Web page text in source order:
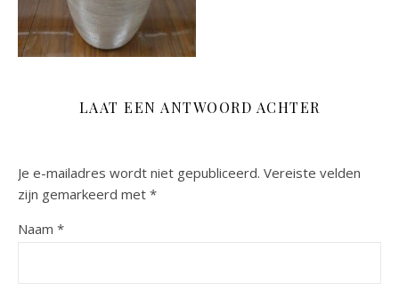
LAAT EEN ANTWOORD ACHTER
Je e-mailadres wordt niet gepubliceerd. Vereiste velden
zijn gemarkeerd met *
Naam *